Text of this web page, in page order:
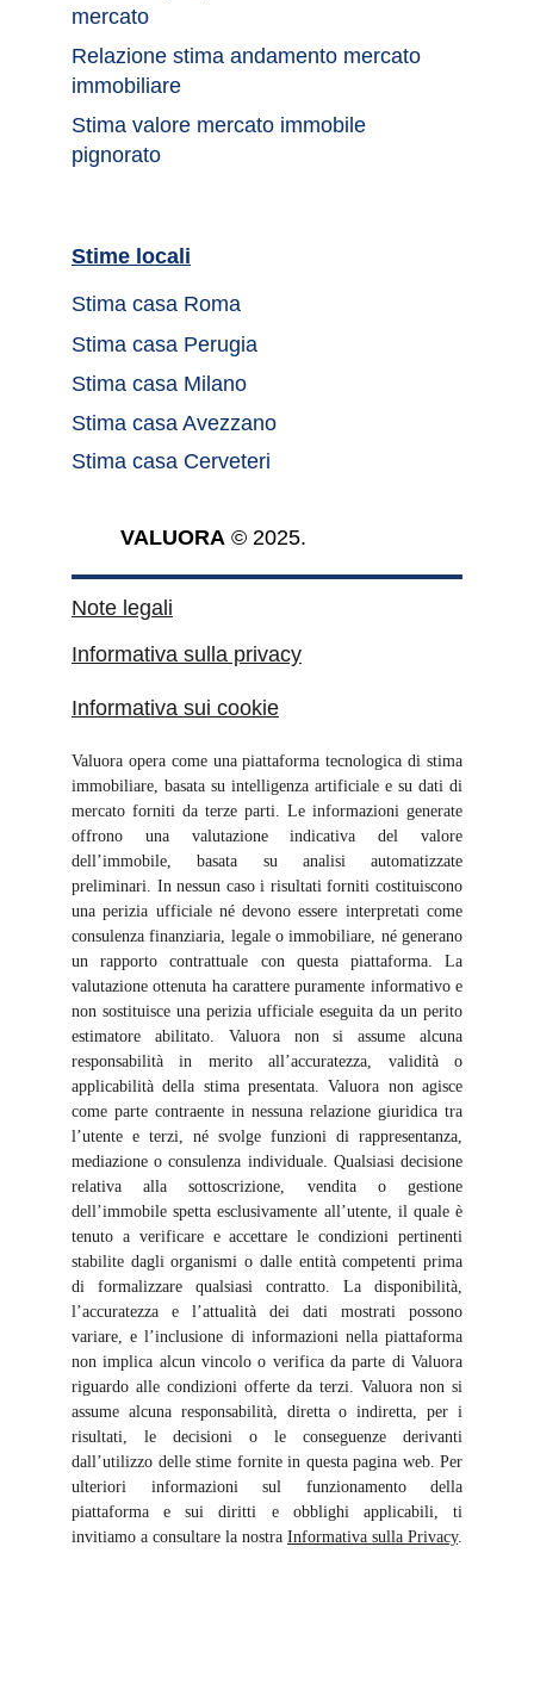
Valuora opera come una piattaforma tecnologica di stima
immobiliare, basata su intelligenza artificiale e su dati di
mercato forniti da terze parti. Le informazioni generate
offrono una valutazione indicativa del valore
dell’immobile, basata su analisi automatizzate
preliminari. In nessun caso i risultati forniti costituiscono
una perizia ufficiale né devono essere interpretati come
consulenza finanziaria, legale o immobiliare, né generano
un rapporto contrattuale con questa piattaforma. La
valutazione ottenuta ha carattere puramente informativo e
non sostituisce una perizia ufficiale eseguita da un perito
estimatore abilitato. Valuora non si assume alcuna
responsabilità in merito all’accuratezza, validità o
applicabilità della stima presentata. Valuora non agisce
come parte contraente in nessuna relazione giuridica tra
l’utente e terzi, né svolge funzioni di rappresentanza,
mediazione o consulenza individuale. Qualsiasi decisione
relativa alla sottoscrizione, vendita o gestione
dell’immobile spetta esclusivamente all’utente, il quale è
tenuto a verificare e accettare le condizioni pertinenti
stabilite dagli organismi o dalle entità competenti prima
di formalizzare qualsiasi contratto. La disponibilità,
l’accuratezza e l’attualità dei dati mostrati possono
variare, e l’inclusione di informazioni nella piattaforma
non implica alcun vincolo o verifica da parte di Valuora
riguardo alle condizioni offerte da terzi. Valuora non si
assume alcuna responsabilità, diretta o indiretta, per i
risultati, le decisioni o le conseguenze derivanti
dall’utilizzo delle stime fornite in questa pagina web. Per
ulteriori informazioni sul funzionamento della
piattaforma e sui diritti e obblighi applicabili, ti
invitiamo a consultare la nostra Informativa sulla Privacy.
VALUORA © 2025.
Note legali
Informativa sulla privacy
Informativa sui cookie
Stima casa Perugia
Stima casa Milano
Stima casa Avezzano
Stima casa Cerveteri
mercato
Relazione stima andamento mercato
immobiliare
Stima valore mercato immobile
pignorato